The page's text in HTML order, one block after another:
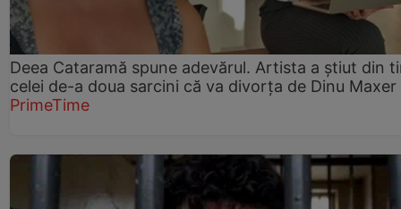
Deea Cataramă spune adevărul. Artista a știut din
celei de-a doua sarcini că va divorța de Dinu Maxer
PrimeTime